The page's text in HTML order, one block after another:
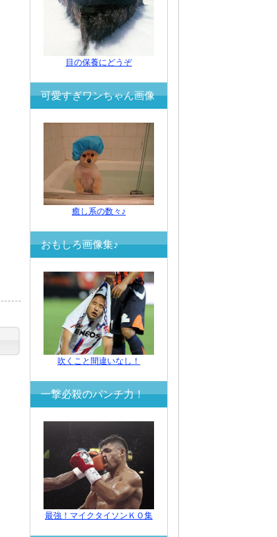
目の保養にどうぞ
可愛すぎワンちゃん画像
癒し系の数々♪
おもしろ画像集♪
吹くこと間違いなし！
一撃必殺のパンチ力！
最強！マイクタイソンＫＯ集